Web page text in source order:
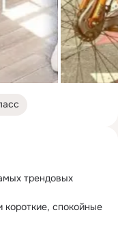
трендовых
спокойные
куртки 2022 года.